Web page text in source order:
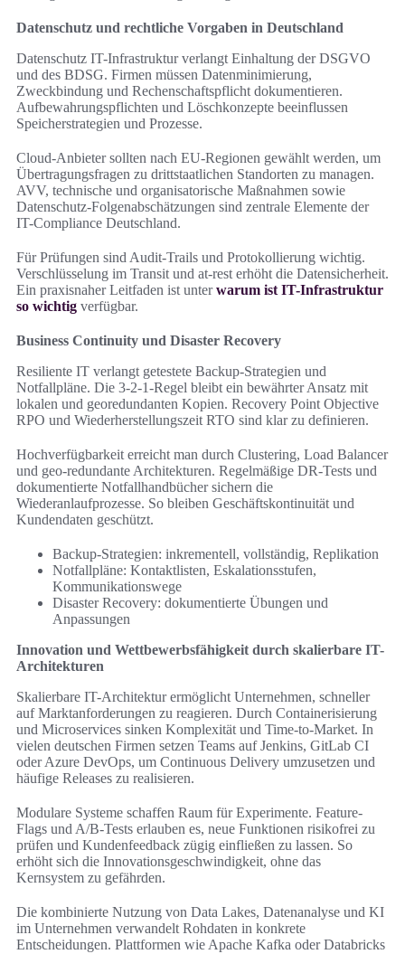
Datenschutz und rechtliche Vorgaben in Deutschland
Datenschutz IT-Infrastruktur verlangt Einhaltung der DSGVO
und des BDSG. Firmen müssen Datenminimierung,
Zweckbindung und Rechenschaftspflicht dokumentieren.
Aufbewahrungspflichten und Löschkonzepte beeinflussen
Speicherstrategien und Prozesse.
Cloud-Anbieter sollten nach EU-Regionen gewählt werden, um
Übertragungsfragen zu drittstaatlichen Standorten zu managen.
AVV, technische und organisatorische Maßnahmen sowie
Datenschutz-Folgenabschätzungen sind zentrale Elemente der
IT-Compliance Deutschland.
Für Prüfungen sind Audit-Trails und Protokollierung wichtig.
Verschlüsselung im Transit und at-rest erhöht die Datensicherheit.
Ein praxisnaher Leitfaden ist unterwarum ist IT-Infrastruktur
so wichtig verfügbar.
Business Continuity und Disaster Recovery
Resiliente IT verlangt getestete Backup-Strategien und
Notfallpläne. Die 3-2-1-Regel bleibt ein bewährter Ansatz mit
lokalen und georedundanten Kopien. Recovery Point Objective
RPO und Wiederherstellungszeit RTO sind klar zu definieren.
Hochverfügbarkeit erreicht man durch Clustering, Load Balancer
und geo-redundante Architekturen. Regelmäßige DR-Tests und
dokumentierte Notfallhandbücher sichern die
Wiederanlaufprozesse. So bleiben Geschäftskontinuität und
Kundendaten geschützt.
Backup-Strategien: inkrementell, vollständig, Replikation
Notfallpläne: Kontaktlisten, Eskalationsstufen,
Kommunikationswege
Disaster Recovery: dokumentierte Übungen und
Anpassungen
Innovation und Wettbewerbsfähigkeit durch skalierbare IT-
Architekturen
Skalierbare IT-Architektur ermöglicht Unternehmen, schneller
auf Marktanforderungen zu reagieren. Durch Containerisierung
und Microservices sinken Komplexität und Time-to-Market. In
vielen deutschen Firmen setzen Teams auf Jenkins, GitLab CI
oder Azure DevOps, um Continuous Delivery umzusetzen und
häufige Releases zu realisieren.
Modulare Systeme schaffen Raum für Experimente. Feature-
Flags und A/B-Tests erlauben es, neue Funktionen risikofrei zu
prüfen und Kundenfeedback zügig einfließen zu lassen. So
erhöht sich die Innovationsgeschwindigkeit, ohne das
Kernsystem zu gefährden.
Die kombinierte Nutzung von Data Lakes, Datenanalyse und KI
im Unternehmen verwandelt Rohdaten in konkrete
Entscheidungen. Plattformen wie Apache Kafka oder Databricks